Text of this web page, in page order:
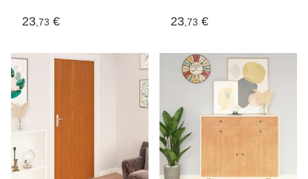
23,73 € 23,73 €